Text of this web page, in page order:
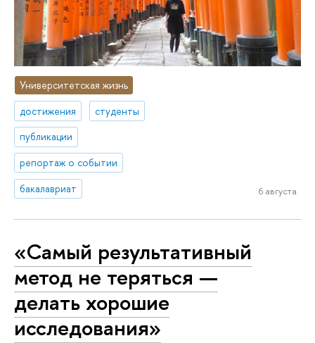
Университетская жизнь
достижения
студенты
публикации
репортаж о событии
бакалавриат
6 августа
«Самый результативный
метод не теряться —
делать хорошие
исследования»